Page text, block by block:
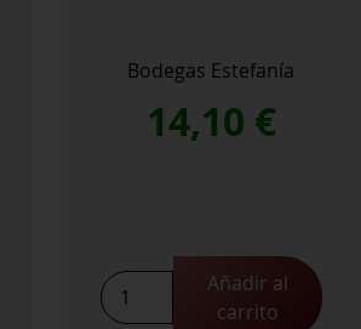
Bodegas Estefanía
14,10 €
Tilenus
Las
Añadir al
carrito